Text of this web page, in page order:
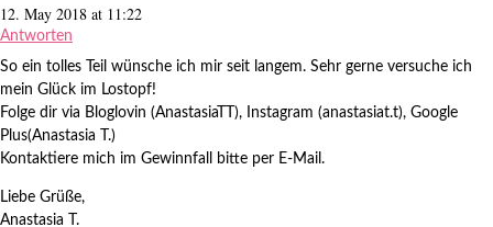
12. May 2018 at 11:22
Antworten
So ein tolles Teil wünsche ich mir seit langem. Sehr gerne versuche ich
mein Glück im Lostopf!
Folge dir via Bloglovin (AnastasiaTT), Instagram (anastasiat.t), Google
Plus(Anastasia T.)
Kontaktiere mich im Gewinnfall bitte per E-Mail.
Liebe Grüße,
Anastasia T.